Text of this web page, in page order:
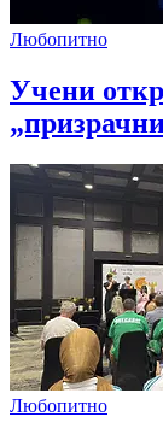
Любопитно
Учени
Любопитно